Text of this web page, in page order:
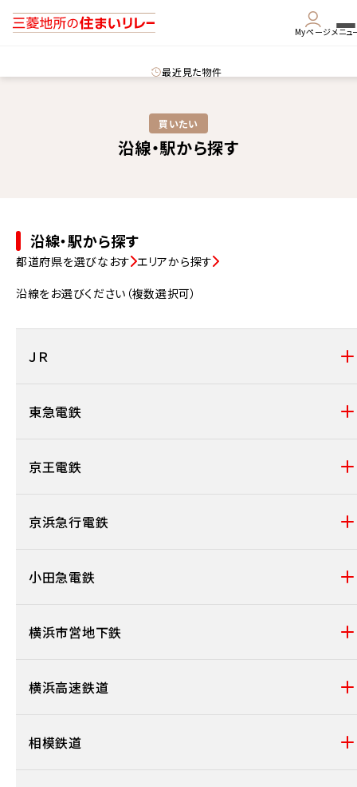
Myページメニュ
最近見た物件
買いたい
沿線・駅から探す
沿線・駅から探す
都道府県を選びなおす エリアから探す
沿線をお選びください（複数選択可）
ＪＲ
東急電鉄
京王電鉄
京浜急行電鉄
小田急電鉄
横浜市営地下鉄
横浜高速鉄道
相模鉄道